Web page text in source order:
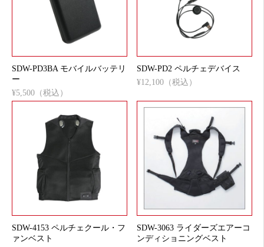
SDW-PD3BA モバイルバッテリ
ー
¥5,500（税込）
SDW-PD2 ペルチェデバイス
¥12,100（税込）
SDW-4153 ペルチェクール・フ
ァンベスト
SDW-3063 ライダーズエアーコ
ンディショニングベスト